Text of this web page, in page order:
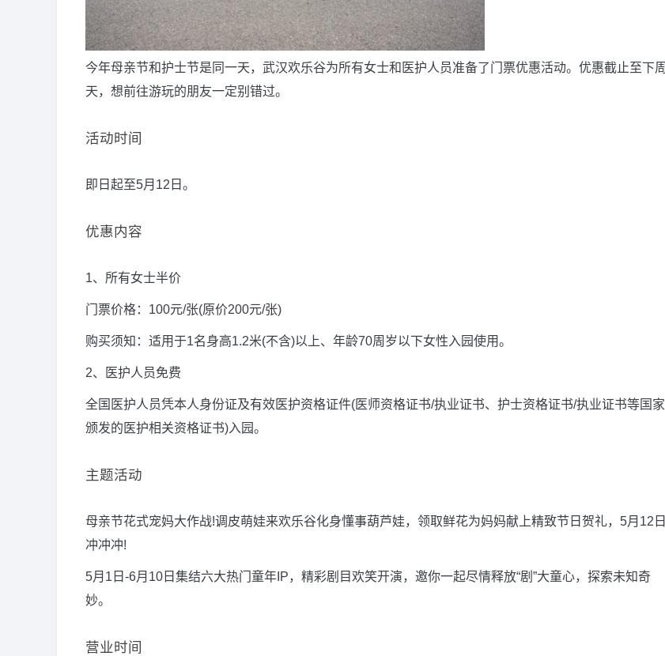
今年母亲节和护士节是同一天，武汉欢乐谷为所有女士和医护人员准备了门票优惠活动。优惠截止至下周
天，想前往游玩的朋友一定别错过。
活动时间
即日起至5月12日。
优惠内容
1、所有女士半价
门票价格：100元/张(原价200元/张)
购买须知：适用于1名身高1.2米(不含)以上、年龄70周岁以下女性入园使用。
2、医护人员免费
全国医护人员凭本人身份证及有效医护资格证件(医师资格证书/执业证书、护士资格证书/执业证书等国家
颁发的医护相关资格证书)入园。
主题活动
母亲节花式宠妈大作战!调皮萌娃来欢乐谷化身懂事葫芦娃，领取鲜花为妈妈献上精致节日贺礼，5月12日
冲冲冲!
5月1日-6月10日集结六大热门童年IP，精彩剧目欢笑开演，邀你一起尽情释放“剧”大童心，探索未知奇
妙。
营业时间